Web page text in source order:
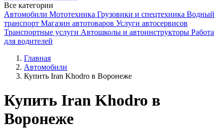
Все категории
Автомобили Мототехника Грузовики и спецтехника Водный
транспорт Магазин автотоваров Услуги автосервисов
Транспортные услуги Автошколы и автоинструкторы Работа
для водителей
Главная
Автомобили
Купить Iran Khodro в Воронеже
Купить Iran Khodro в
Воронеже